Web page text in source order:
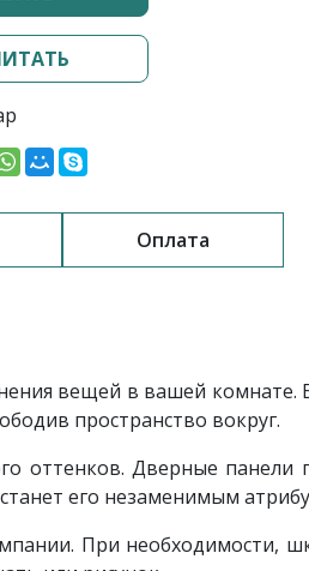
Оплата
вещей в вашей комнате.
пространство вокруг.
оттенков. Дверные панели
его незаменимым
При необходимости,